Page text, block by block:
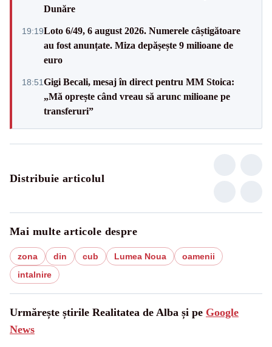
Dunăre
19:19Loto 6/49, 6 august 2026. Numerele câștigătoare
au fost anunțate. Miza depășește 9 milioane de
euro
18:51Gigi Becali, mesaj în direct pentru MM Stoica:
„Mă oprește când vreau să arunc milioane pe
transferuri”
Distribuie articolul
Mai multe articole despre
zona din cub Lumea Noua
oamenii
intalnire
Urmărește știrile Realitatea de Alba și pe Google
News